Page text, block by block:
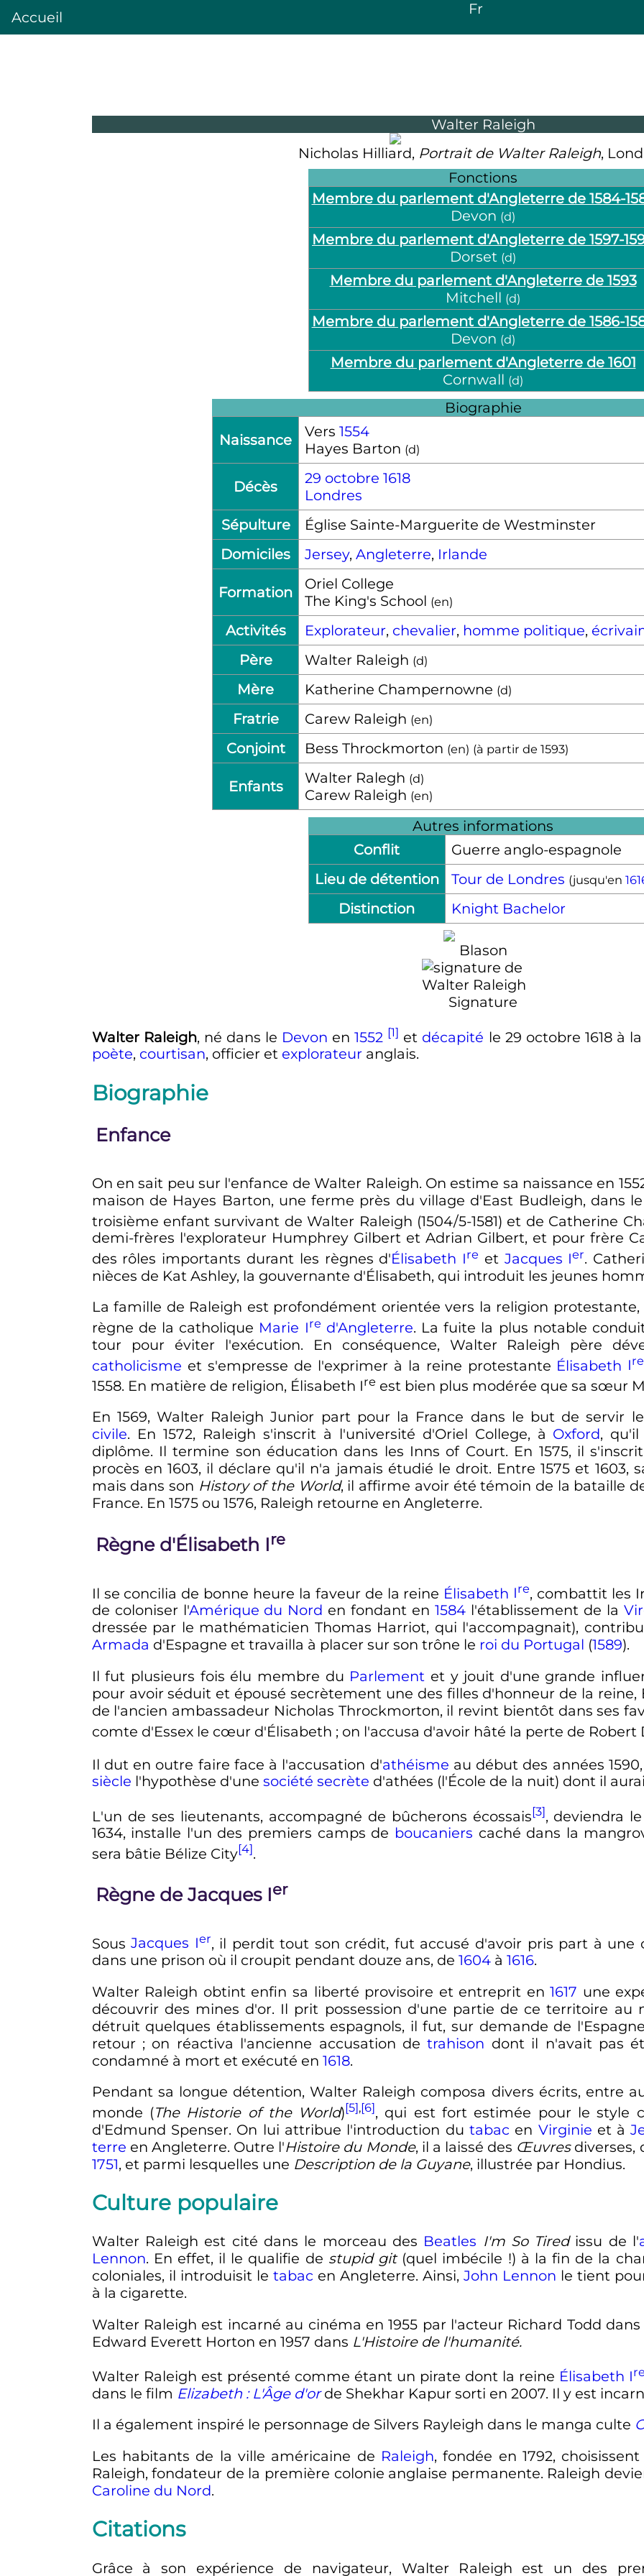
Accueil Fr
Walter Raleigh
Nicholas Hilliard, Portrait de Walter Raleigh,
Fonctions
Membre du parlement d'Angleterre de 1584-
Devon (d)
Membre du parlement d'Angleterre de 1597-
Dorset (d)
Membre du parlement d'Angleterre de 1593
Mitchell (d)
Membre du parlement d'Angleterre de 1586-
Devon (d)
Membre du parlement d'Angleterre de 1601
Cornwall (d)
Biographie
Naissance
Vers 1554
Hayes Barton (d)
Décès 29 octobre 1618
Londres
Sépulture
Église Sainte-Marguerite de Westminster
Domiciles
Jersey, Angleterre, Irlande
Formation
Oriel College
The King's School (en)
Activités Explorateur, chevalier, homme politique,
Père
Walter Raleigh (d)
Mère Katherine Champernowne (d)
Fratrie Carew Raleigh (en)
Conjoint Bess Throckmorton (en) (à partir de 1593)
Enfants Walter Ralegh (d)
Carew Raleigh (en)
Autres informations
Conflit
Guerre anglo-espagnole
Lieu de détention
Tour de Londres (jusqu'en
Distinction Knight Bachelor
Blason
Signature
Walter Raleigh, né dans le Devon en1552 [1] et décapité le 29 octobre 1618à
poète, courtisan, officier et explorateur anglais.
Biographie
Enfance
On en sait peu sur l'enfance de Walter Raleigh. On estime sa naissance en
maison de Hayes Barton, une ferme près du village d'East Budleigh, dans
troisième enfant survivant de Walter Raleigh (1504/5-1581) et de Catherine
demi-frères l'explorateur Humphrey Gilbert et Adrian Gilbert, et pour frère
des rôles importants durant les règnes d'Élisabeth Ire et Jacques Ier.
nièces de Kat Ashley, la gouvernante d'Élisabeth, qui introduit les jeunes
La famille de Raleigh est profondément orientée vers la religion
règne de la catholique Marie Ire d'Angleterre. La fuite la plus notable
tour pour éviter l'exécution. En conséquence, Walter Raleigh père
catholicisme et s'empresse de l'exprimer à la reine protestante Élisabeth Ire
1558. En matière de religion, Élisabeth Ire est bien plus modérée que sa sœur
En 1569, Walter Raleigh Junior part pour la France dans le but de servir
civile. En 1572, Raleigh s'inscrit à l'université d'Oriel College, à Oxford,
diplôme. Il termine son éducation dans les Inns of Court. En 1575, il
procès en 1603, il déclare qu'il n'a jamais étudié le droit. Entre 1575 et 1603,
mais dans son History of the World, il affirme avoir été témoin de la bataille
France. En 1575 ou 1576, Raleigh retourne en Angleterre.
Règne d'Élisabeth Ire
Il se concilia de bonne heure la faveur de la reine Élisabeth Ire, combattit les
de coloniser l'Amérique du Nord en fondant en1584 l'établissement de la
dressée par le mathématicien Thomas Harriot, qui l'accompagnait),
Armada d'Espagne et travailla à placer sur son trône le roi du Portugal (1589).
Il fut plusieurs fois élu membre du Parlement et y jouit d'une grande
pour avoir séduit et épousé secrètement une des filles d'honneur de la
de l'ancien ambassadeur Nicholas Throckmorton, il revint bientôt dans ses
comte d'Essex le cœur d'Élisabeth ; on l'accusa d'avoir hâté la perte de Robert
Il dut en outre faire face à l'accusation d'athéisme au début des années
siècle l'hypothèse d'une société secrète d'athées (l'École de la nuit) dont il
L'un de ses lieutenants, accompagné de bûcherons écossais[3], deviendra
1634, installe l'un des premiers camps de boucaniers caché dans la
sera bâtie Bélize City[4].
Règne de Jacques Ier
SousJacques Ier, il perdit tout son crédit, fut accusé d'avoir pris part à une
dans une prison où il croupit pendant douze ans, de 1604à 1616.
Walter Raleigh obtint enfin sa liberté provisoire et entreprit en1617 une
découvrir des mines d'or. Il prit possession d'une partie de ce territoire au
détruit quelques établissements espagnols, il fut, sur demande de
retour ; on réactiva l'ancienne accusation detrahison dont il n'avait pas
condamné à mort et exécuté en 1618.
Pendant sa longue détention, Walter Raleigh composa divers écrits, entre
monde (The Historie of the World)[5],[6], qui est fort estimée pour le style
d'Edmund Spenser. On lui attribue l'introduction du tabac en Virginie et à
terre en Angleterre. Outre l'Histoire du Monde, il a laissé des Œuvresdiverses,
1751, et parmi lesquelles une Description de la Guyane, illustrée par Hondius.
Culture populaire
Walter Raleigh est cité dans le morceau des Beatles I'm So Tiredissu de l'
Lennon. En effet, il le qualifie de stupid git(quel imbécile !) à la fin de la
coloniales, il introduisit le tabac en Angleterre. Ainsi, John Lennon le tient
à la cigarette.
Walter Raleigh est incarné au cinéma en 1955 par l'acteur Richard Todd
Edward Everett Horton en 1957 dans L'Histoire de l'humanité.
Walter Raleigh est présenté comme étant un pirate dont la reine Élisabeth I
dans le film Elizabeth : L'Âge d'orde Shekhar Kapur sorti en 2007. Il y est
Il a également inspiré le personnage de Silvers Rayleigh dans le manga culte
Les habitants de la ville américaine de Raleigh, fondée en 1792,
Raleigh, fondateur de la première colonie anglaise permanente. Raleigh
Caroline du Nord.
Citations
Grâce à son expérience de navigateur, Walter Raleigh est un des